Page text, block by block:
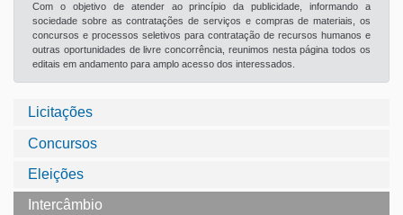
Licitações
Concursos
Eleições
Intercâmbio
Com o objetivo de atender ao princípio da publicidade, informando a
sociedade sobre as contratações de serviços e compras de materiais, os
concursos e processos seletivos para contratação de recursos humanos e
outras oportunidades de livre concorrência, reunimos nesta página todos os
editais em andamento para amplo acesso dos interessados.